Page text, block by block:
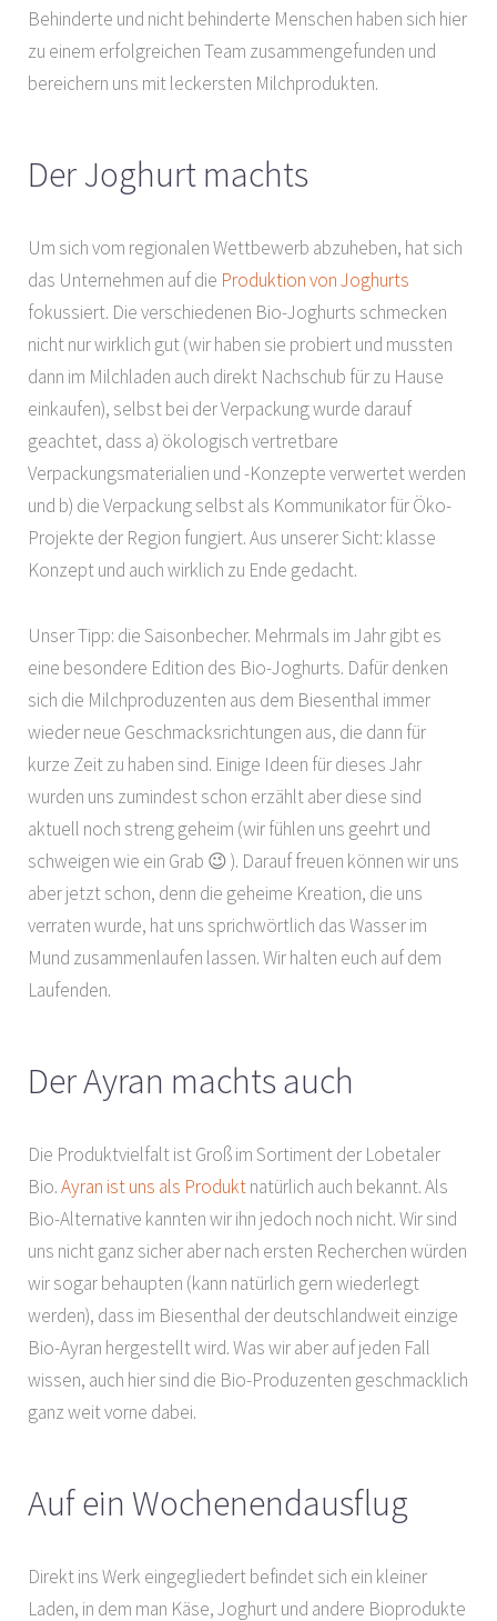
Behinderte und nicht behinderte Menschen haben sich hier
zu einem erfolgreichen Team zusammengefunden und
bereichern uns mit leckersten Milchprodukten.
Der Joghurt machts
Um sich vom regionalen Wettbewerb abzuheben, hat sich
das Unternehmen auf die Produktion von Joghurts
fokussiert. Die verschiedenen Bio-Joghurts schmecken
nicht nur wirklich gut (wir haben sie probiert und mussten
dann im Milchladen auch direkt Nachschub für zu Hause
einkaufen), selbst bei der Verpackung wurde darauf
geachtet, dass a) ökologisch vertretbare
Verpackungsmaterialien und -Konzepte verwertet werden
und b) die Verpackung selbst als Kommunikator für Öko-
Projekte der Region fungiert. Aus unserer Sicht: klasse
Konzept und auch wirklich zu Ende gedacht.
Unser Tipp: die Saisonbecher. Mehrmals im Jahr gibt es
eine besondere Edition des Bio-Joghurts. Dafür denken
sich die Milchproduzenten aus dem Biesenthal immer
wieder neue Geschmacksrichtungen aus, die dann für
kurze Zeit zu haben sind. Einige Ideen für dieses Jahr
wurden uns zumindest schon erzählt aber diese sind
aktuell noch streng geheim (wir fühlen uns geehrt und
schweigen wie ein Grab 😉 ). Darauf freuen können wir uns
aber jetzt schon, denn die geheime Kreation, die uns
verraten wurde, hat uns sprichwörtlich das Wasser im
Mund zusammenlaufen lassen. Wir halten euch auf dem
Laufenden.
Der Ayran machts auch
Die Produktvielfalt ist Groß im Sortiment der Lobetaler
Bio.Ayran ist uns als Produktnatürlich auch bekannt. Als
Bio-Alternative kannten wir ihn jedoch noch nicht. Wir sind
uns nicht ganz sicher aber nach ersten Recherchen würden
wir sogar behaupten (kann natürlich gern wiederlegt
werden), dass im Biesenthal der deutschlandweit einzige
Bio-Ayran hergestellt wird. Was wir aber auf jeden Fall
wissen, auch hier sind die Bio-Produzenten geschmacklich
ganz weit vorne dabei.
Auf ein Wochenendausflug
Direkt ins Werk eingegliedert befindet sich ein kleiner
Laden, in dem man Käse, Joghurt und andere Bioprodukte